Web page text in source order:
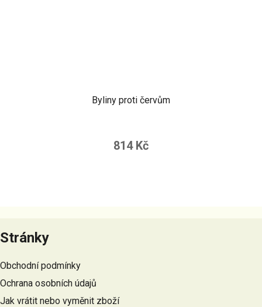
Byliny proti červům
814 Kč
á
p
a
t
í
Stránky
Obchodní podmínky
Ochrana osobních údajů
Jak vrátit nebo vyměnit zboží